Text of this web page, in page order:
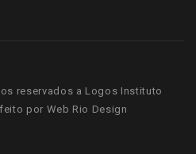
reservados a Logos Instituto
por Web Rio Design